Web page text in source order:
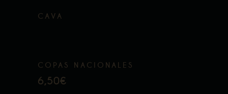
CAVA
COPAS NACIONALES
6,50€